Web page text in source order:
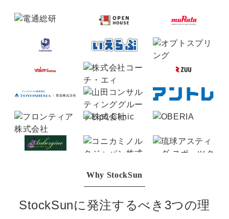
認定パートナー
動画ディレクター
インターン
正社員
マーケマネージャー
内部監査室長
Why StockSun
StockSunに発注するべき3つの理